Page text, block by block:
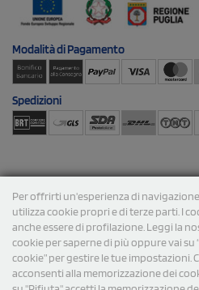
Per offrirti un'esperienza di
utilizza cookie propri e di terze parti. I
anche essere di profilazione. Leggi la
cookie per saperne di più oppure vai su
cookie” per gestire le tue impostazioni.
acconsenti alla memorizzazione dei
Modalità diPagamento
Spedizioni
© 2026 StampaSi s.r.l. TUTTI I
P.Iva/C.F. 09734470967 -